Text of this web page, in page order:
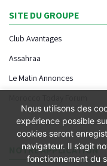
SITE DU GROUPE
Club Avantages
Assahraa
Le Matin Annonces
NOTRE APPLICATION
Nous utilisons des
expérience possible
cookies seront
navigateur. Il s’agit
fonctionnement du